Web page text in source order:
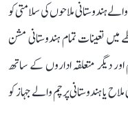
ہندوستانی ملاحوں کی سلامتی کو
میں تعینات تمام ہندوستانی مشن
دیگر متعلقہ اداروں کے ساتھ
یا ہندوستانی پرچم والے جہاز کو